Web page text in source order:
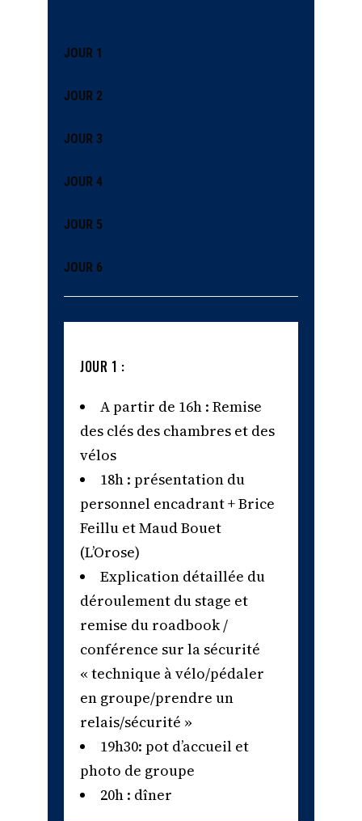
JOUR 1
JOUR 2
JOUR 3
JOUR 4
JOUR 5
JOUR 6
JOUR 1 :
A partir de 16h : Remise
des clés des chambres et des
vélos
18h : présentation du
personnel encadrant + Brice
Feillu et Maud Bouet
(L’Orose)
Explication détaillée du
déroulement du stage et
remise du roadbook /
conférence sur la sécurité
« technique à vélo/pédaler
en groupe/prendre un
relais/sécurité »
19h30: pot d’accueil et
photo de groupe
20h : dîner